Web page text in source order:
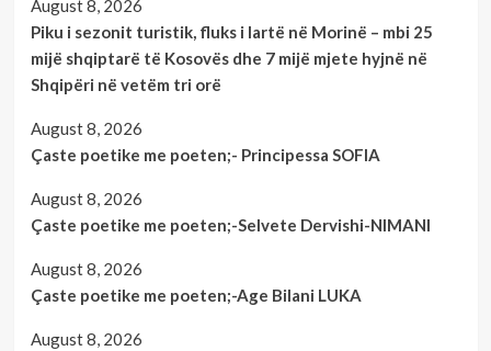
August 8, 2026
Piku i sezonit turistik, fluks i lartë në Morinë – mbi 25
mijë shqiptarë të Kosovës dhe 7 mijë mjete hyjnë në
Shqipëri në vetëm tri orë
August 8, 2026
Çaste poetike me poeten;- Principessa SOFIA
August 8, 2026
Çaste poetike me poeten;-Selvete Dervishi-NIMANI
August 8, 2026
Çaste poetike me poeten;-Age Bilani LUKA
August 8, 2026